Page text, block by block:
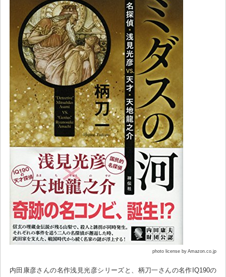
photo license by Amazon.co.jp
内田康彦さんの名作浅見光彦シリーズと、柄刀一さんの名作IQ190の